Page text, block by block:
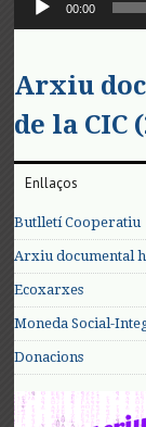
00:00
Arxiu
de la CIC
Enllaços
Butlletí Cooperatiu
Arxiu documental
Ecoxarxes
Moneda Social-
Donacions